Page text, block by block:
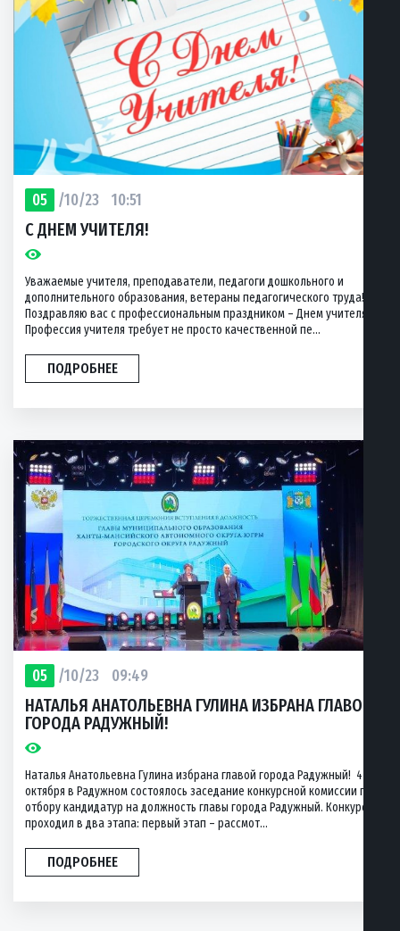
05 /10/23 10:51
С ДНЕМ УЧИТЕЛЯ!
Уважаемые учителя, преподаватели, педагоги дошкольного и
дополнительного образования, ветераны педагогического труда!
Поздравляю вас с профессиональным праздником – Днем учителя!
Профессия учителя требует не просто качественной пе...
ПОДРОБНЕЕ
05 /10/23 09:49
НАТАЛЬЯ АНАТОЛЬЕВНА ГУЛИНА ИЗБРАНА ГЛАВОЙ
ГОРОДА РАДУЖНЫЙ!
Наталья Анатольевна Гулина избрана главой города Радужный! 4
октября в Радужном состоялось заседание конкурсной комиссии по
отбору кандидатур на должность главы города Радужный. Конкурс
проходил в два этапа: первый этап – рассмот...
ПОДРОБНЕЕ